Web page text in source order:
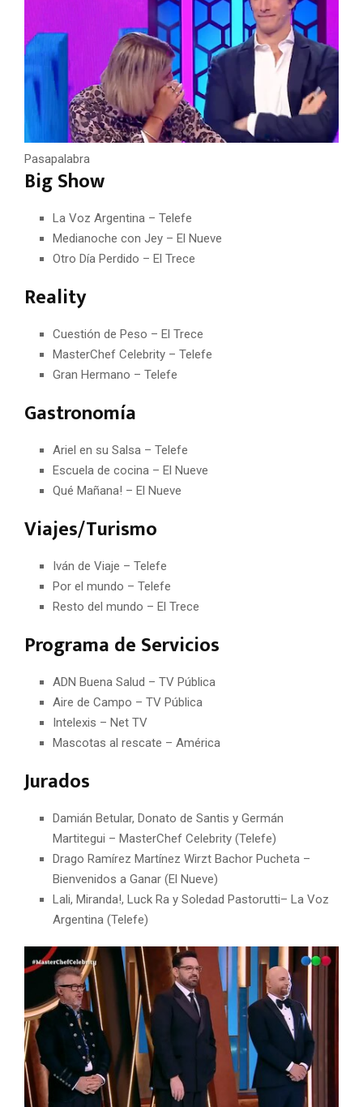
Pasapalabra
Big Show
La Voz Argentina – Telefe
Medianoche con Jey – El Nueve
Otro Día Perdido – El Trece
Reality
Cuestión de Peso – El Trece
MasterChef Celebrity – Telefe
Gran Hermano – Telefe
Gastronomía
Ariel en su Salsa – Telefe
Escuela de cocina – El Nueve
Qué Mañana! – El Nueve
Viajes/Turismo
Iván de Viaje – Telefe
Por el mundo – Telefe
Resto del mundo – El Trece
Programa de Servicios
ADN Buena Salud – TV Pública
Aire de Campo – TV Pública
Intelexis – Net TV
Mascotas al rescate – América
Jurados
Damián Betular, Donato de Santis y Germán
Martitegui – MasterChef Celebrity (Telefe)
Drago Ramírez Martínez Wirzt Bachor Pucheta –
Bienvenidos a Ganar (El Nueve)
Lali, Miranda!, Luck Ra y Soledad Pastorutti– La Voz
Argentina (Telefe)